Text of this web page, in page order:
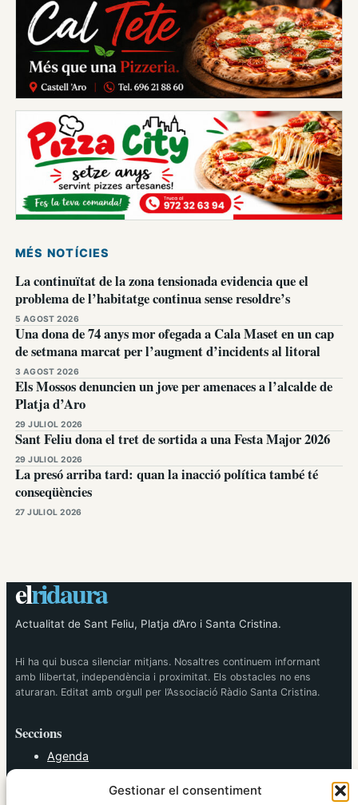
Gestionar el consentiment
MÉS NOTÍCIES
La continuïtat de la zona tensionada evidencia que el
problema de l’habitatge continua sense resoldre’s
5 AGOST 2026
Una dona de 74 anys mor ofegada a Cala Maset en un cap
de setmana marcat per l’augment d’incidents al litoral
3 AGOST 2026
Els Mossos denuncien un jove per amenaces a l’alcalde de
Platja d’Aro
29 JULIOL 2026
Sant Feliu dona el tret de sortida a una Festa Major 2026
29 JULIOL 2026
La presó arriba tard: quan la inacció política també té
conseqüències
27 JULIOL 2026
elridaura
Actualitat de Sant Feliu, Platja d’Aro i Santa Cristina.
Hi ha qui busca silenciar mitjans. Nosaltres continuem informant
amb llibertat, independència i proximitat. Els obstacles no ens
aturaran. Editat amb orgull per l’Associació Ràdio Santa Cristina.
Seccions
Agenda
Cultura